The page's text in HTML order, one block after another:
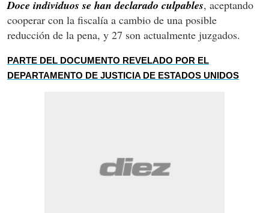
Doce individuos se han declarado culpables, aceptando
cooperar con la fiscalía a cambio de una posible
reducción de la pena, y 27 son actualmente juzgados.
PARTE DEL DOCUMENTO REVELADO POR EL
DEPARTAMENTO DE JUSTICIA DE ESTADOS UNIDOS